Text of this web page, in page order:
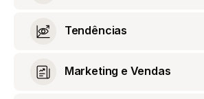
Tendências
Marketing e Vendas